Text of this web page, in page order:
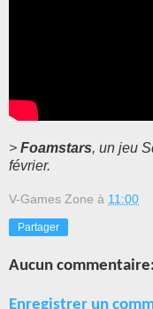
> Foamstars, un jeu
février.
V-Games Zone à 11:00
Partager
Aucun commentaire:
Enregistrer un